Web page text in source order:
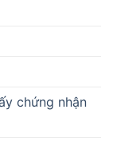
chứng nhận